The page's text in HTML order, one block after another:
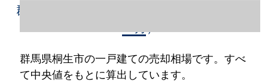
群馬県桐生市の一戸建て売却情報（2023年1
群馬県桐生市の一戸建ての売却相場です。すべ
て中央値をもとに算出しています。